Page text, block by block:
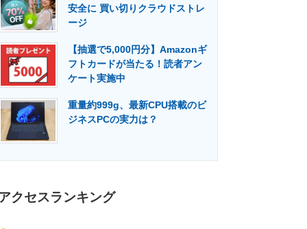
活用を支援
メディア 建設×テクノロジーの最前線
安全に 買い切りクラウドストレ
ージ
【抽選で5,000円分】Amazonギ
フトカードが当たる！読者アン
ケート実施中
重量約999g、最新CPU搭載のビ
ジネスPCの実力は？
アクセスランキング